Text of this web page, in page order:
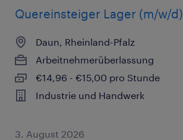
Quereinsteiger Lager (m/w/d)
Daun, Rheinland-Pfalz
Arbeitnehmerüberlassung
€14,96 - €15,00 pro Stunde
Industrie und Handwerk
3. August 2026